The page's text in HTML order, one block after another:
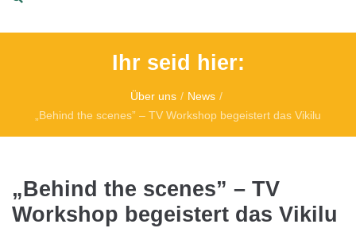
Ihr seid hier:
Über uns / News /
„Behind the scenes” – TV Workshop begeistert das Vikilu
„Behind the scenes” – TV
Workshop begeistert das Vikilu